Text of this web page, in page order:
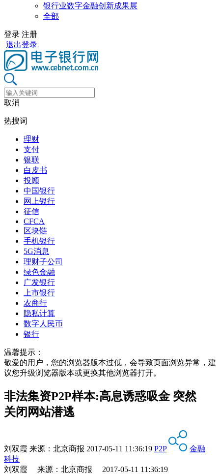
银行业数字金融创新成果展
全部
登录 注册
退出登录
取消
热搜词
理财
支付
银联
白皮书
投顾
中国银行
网上银行
征信
CFCA
区块链
手机银行
5G消息
理财子公司
绿色金融
广发银行
上市银行
农商行
隐私计算
数字人民币
银行
温馨提示：
敬爱的用户，您的浏览器版本过低，会导致页面浏览异常，建
议您升级浏览器版本或更换其他浏览器打开。
非法集资P2P样本:高息诱惑吸金 突然
关闭网站潜逃
刘双霞 来源： 北京商报 2017-05-11 11:36:19 P2P
金融
科技
刘双霞 来源：北京商报 2017-05-11 11:36:19